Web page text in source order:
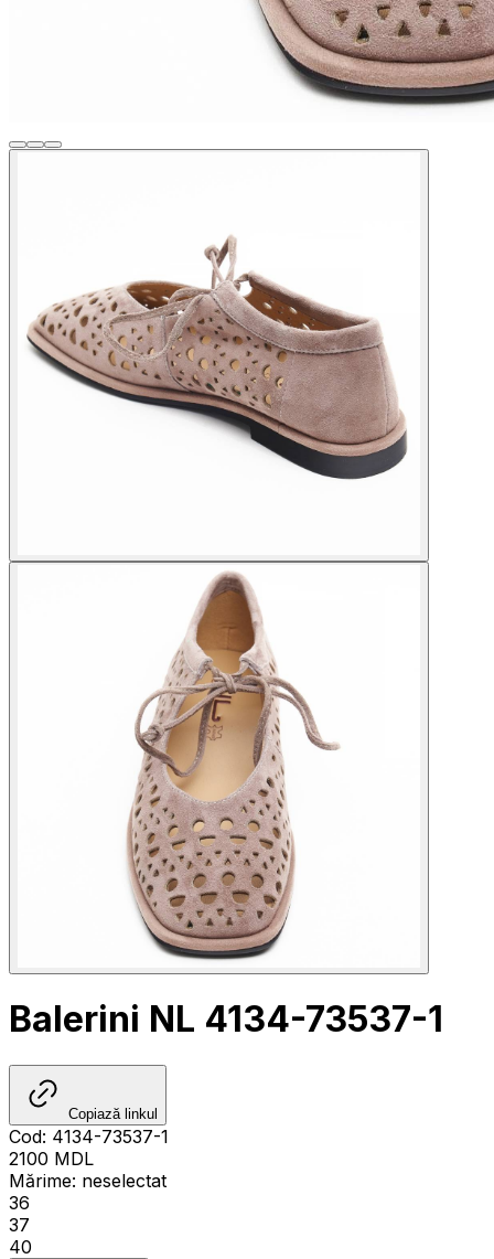
Balerini NL 4134-73537-1
Copiază linkul
Cod: 4134-73537-1
2100 MDL
Mărime: neselectat
36
37
40